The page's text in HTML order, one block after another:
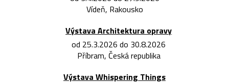
Vídeň, Rakousko
Výstava Architektura opravy
od 25.3.2026 do 30.8.2026
Příbram, Česká republika
Výstava Whispering Things